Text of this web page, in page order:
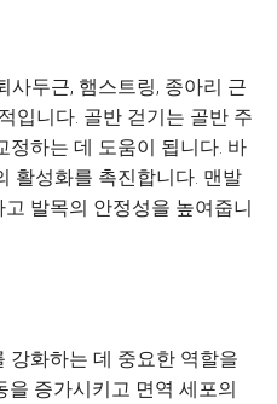
사두근, 햄스트링, 종아리 근
입니다. 골반 걷기는 골반 주
정하는 데 도움이 됩니다. 바
활성화를 촉진합니다. 맨발
발목의 안정성을 높여줍니
강화하는 데 중요한 역할을
을 증가시키고 면역 세포의